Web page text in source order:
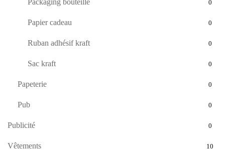
Packaging bouteille 0
Papier cadeau 0
Ruban adhésif kraft 0
Sac kraft 0
Papeterie 0
Pub 0
Publicité 0
Vêtements 10